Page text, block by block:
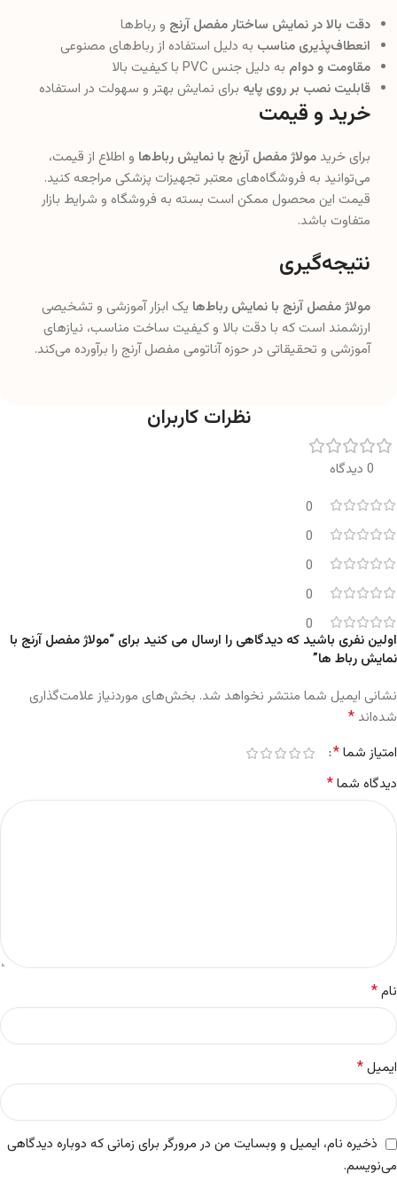
دقت بالا در نمایش ساختار مفصل آرنج و رباط‌ها
انعطاف‌پذیری مناسب به دلیل استفاده از رباط‌های مصنوعی
مقاومت و دوام به دلیل جنس PVC با کیفیت بالا
قابلیت نصب بر روی پایه برای نمایش بهتر و سهولت در استفاده
خرید و قیمت
برای خرید مولاژ مفصل آرنج با نمایش رباط‌ها و اطلاع از قیمت،
می‌توانید به فروشگاه‌های معتبر تجهیزات پزشکی مراجعه کنید.
قیمت این محصول ممکن است بسته به فروشگاه و شرایط بازار
متفاوت باشد.
نتیجه‌گیری
مولاژ مفصل آرنج با نمایش رباط‌ها یک ابزار آموزشی و تشخیصی
ارزشمند است که با دقت بالا و کیفیت ساخت مناسب، نیازهای
آموزشی و تحقیقاتی در حوزه آناتومی مفصل آرنج را برآورده می‌کند.
نظرات کاربران
0 دیدگاه
0
0
0
0
0
اولین نفری باشید که دیدگاهی را ارسال می کنید برای “مولاژ مفصل آرنج با
نمایش رباط ها”
نشانی ایمیل شما منتشر نخواهد شد. بخش‌های موردنیاز علامت‌گذاری
شده‌اند *
امتیاز شما*
دیدگاه شما*
نام*
ایمیل*
ذخیره نام، ایمیل و وبسایت من در مرورگر برای زمانی که دوباره دیدگاهی
می‌نویسم.